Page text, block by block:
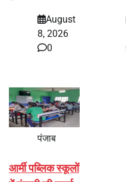
August
8, 2026
0
पंजाब
आर्मी पब्लिक स्कूलों